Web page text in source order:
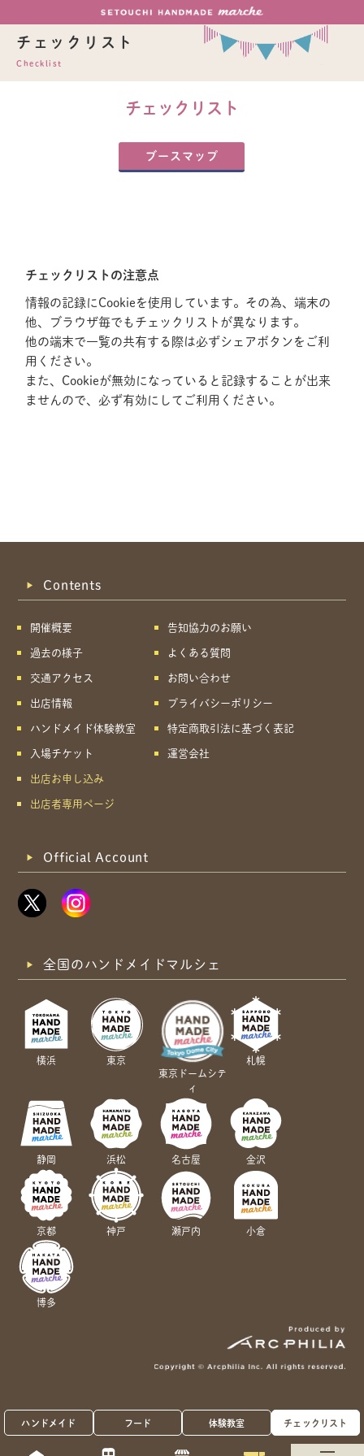
ハンドメイド フード 体験教室 チェックリスト
チェックリスト
Checklist
チェックリスト
ブースマップ
チェックリストの注意点
情報の記録にCookieを使用しています。その為、端末の
他、ブラウザ毎でもチェックリストが異なります。
他の端末で一覧の共有する際は必ずシェアボタンをご利
用ください。
また、Cookieが無効になっていると記録することが出来
ませんので、必ず有効にしてご利用ください。
Contents
開催概要
過去の様子
交通アクセス
出店情報
ハンドメイド体験教室
入場チケット
出店お申し込み
出店者専用ページ
告知協力のお願い
よくある質問
お問い合わせ
プライバシーポリシー
特定商取引法に基づく表記
運営会社
Official Account
全国のハンドメイドマルシェ
横浜
東京
東京ドームシテ
ィ
札幌
静岡 浜松 名古屋 金沢
京都 神戸 瀬戸内 小倉
博多